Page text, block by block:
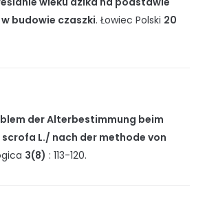
budowie czaszki.Łowiec Polski 20
der Alterbestimmung beim
L./ nach der methode von
3(8) :113-120.